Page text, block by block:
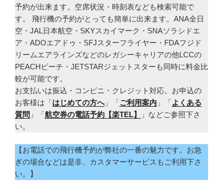
予約が出来ます。空席状況・時刻表なども検索可能で
す。 飛行機の予約がとっても簡単に出来ます。ANA全日
空・JAL日本航空・SKYスカイマーク・SNAソラシドエ
ア・ADOエアドゥ・SFJスターフライヤー・FDAフジド
リームエアラインズなどのレガシーキャリアの他LCCの
PEACHピーチ・JETSTARジェットスターも同時に料金比
較が可能です。
お支払いは振込・コンビニ・クレジット対応。お申込の
お客様は「はじめての方へ」「ご利用案内 」「よくある
質問 」「航空券の電話予約【楽TEL】
」などご参照下さ
い。
【お電話での飛行機予約が弊社の一番の魅力です。お急
ぎの場合などは是非、カスタマーサービスもご利用下さ
い。】